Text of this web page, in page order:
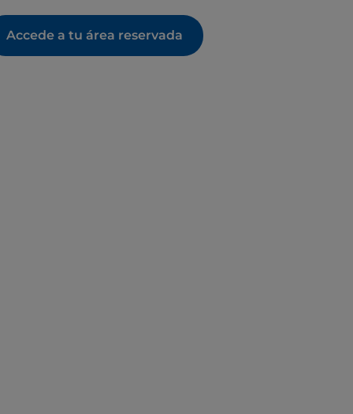
Accede a tu área reservada